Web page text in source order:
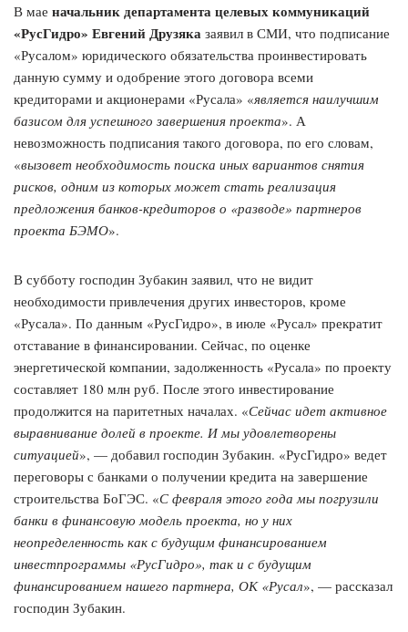
В мае начальник департамента целевых коммуникаций
«РусГидро» Евгений Друзяка заявил в СМИ, что подписание
«Русалом» юридического обязательства проинвестировать
данную сумму и одобрение этого договора всеми
кредиторами и акционерами «Русала» «является наилучшим
базисом для успешного завершения проекта». А
невозможность подписания такого договора, по его словам,
«вызовет необходимость поиска иных вариантов снятия
рисков, одним из которых может стать реализация
предложения банков-кредиторов о «разводе» партнеров
проекта БЭМО».
В субботу господин Зубакин заявил, что не видит
необходимости привлечения других инвесторов, кроме
«Русала». По данным «РусГидро», в июле «Русал» прекратит
отставание в финансировании. Сейчас, по оценке
энергетической компании, задолженность «Русала» по проекту
составляет 180 млн руб. После этого инвестирование
продолжится на паритетных началах. «Сейчас идет активное
выравнивание долей в проекте. И мы удовлетворены
ситуацией», — добавил господин Зубакин. «РусГидро» ведет
переговоры с банками о получении кредита на завершение
строительства БоГЭС. «С февраля этого года мы погрузили
банки в финансовую модель проекта, но у них
неопределенность как с будущим финансированием
инвестпрограммы «РусГидро», так и с будущим
финансированием нашего партнера, ОК «Русал», — рассказал
господин Зубакин.